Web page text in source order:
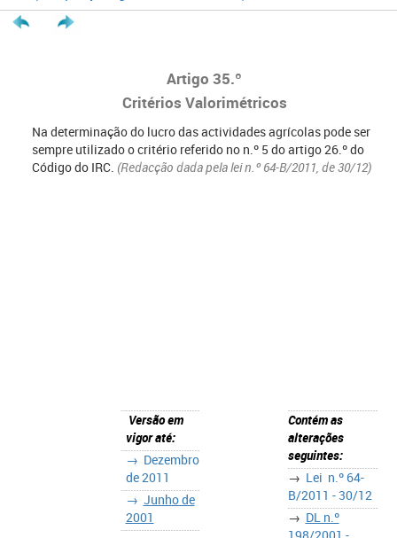
Artigo 35.º
Critérios Valorimétricos
Na determinação do lucro das actividades agrícolas pode ser
sempre utilizado o critério referido no n.º 5 do artigo 26.º do
Código do IRC. (Redacção dada pela lei n.º 64-B/2011, de 30/12)
Versão em
vigor até:
→ Dezembro
de 2011
→ Junho de
2001
Contém as
alterações
seguintes:
→ Lei n.º 64-
B/2011 - 30/12
→ DL n.º